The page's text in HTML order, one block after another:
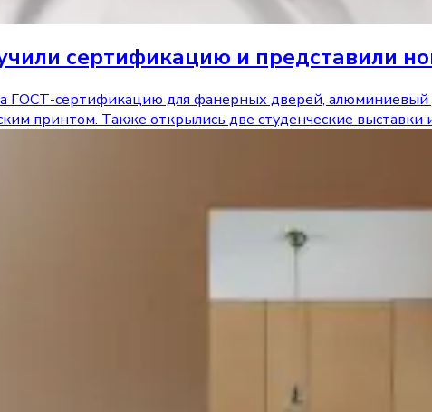
сертификацию и представили
ГОСТ-сертификацию для фанерных дверей,
принтом. Также открылись две студенческие